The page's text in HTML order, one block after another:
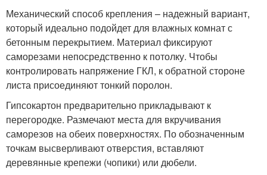
Механический способ крепления – надежный вариант,
который идеально подойдет для влажных комнат с
бетонным перекрытием. Материал фиксируют
саморезами непосредственно к потолку. Чтобы
контролировать напряжение ГКЛ, к обратной стороне
листа присоединяют тонкий поролон.
Гипсокартон предварительно прикладывают к
перегородке. Размечают места для вкручивания
саморезов на обеих поверхностях. По обозначенным
точкам высверливают отверстия, вставляют
деревянные крепежи (чопики) или дюбели.